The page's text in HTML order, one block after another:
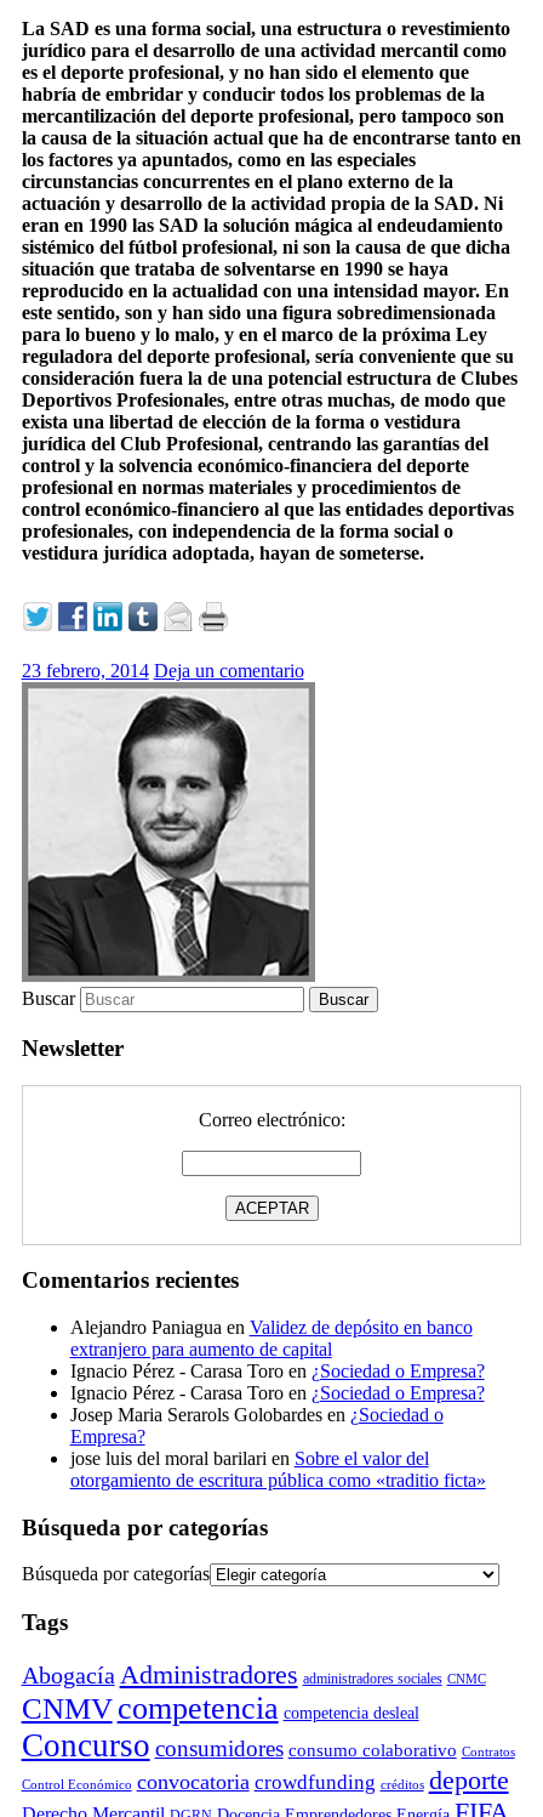
La SAD es una forma social, una estructura o revestimiento
jurídico para el desarrollo de una actividad mercantil como
es el deporte profesional, y no han sido el elemento que
habría de embridar y conducir todos los problemas de la
mercantilización del deporte profesional, pero tampoco son
la causa de la situación actual que ha de encontrarse tanto en
los factores ya apuntados, como en las especiales
circunstancias concurrentes en el plano externo de la
actuación y desarrollo de la actividad propia de la SAD. Ni
eran en 1990 las SAD la solución mágica al endeudamiento
sistémico del fútbol profesional, ni son la causa de que dicha
situación que trataba de solventarse en 1990 se haya
reproducido en la actualidad con una intensidad mayor. En
este sentido, son y han sido una figura sobredimensionada
para lo bueno y lo malo, y en el marco de la próxima Ley
reguladora del deporte profesional, sería conveniente que su
consideración fuera la de una potencial estructura de Clubes
Deportivos Profesionales, entre otras muchas, de modo que
exista una libertad de elección de la forma o vestidura
jurídica del Club Profesional, centrando las garantías del
control y la solvencia económico-financiera del deporte
profesional en normas materiales y procedimientos de
control económico-financiero al que las entidades deportivas
profesionales, con independencia de la forma social o
vestidura jurídica adoptada, hayan de someterse.
23 febrero, 2014 Deja un comentario
Buscar
Newsletter
Correo electrónico:
Comentarios recientes
Alejandro Paniagua en Validez de depósito en banco
extranjero para aumento de capital
Ignacio Pérez - Carasa Toroen ¿Sociedad o Empresa?
Ignacio Pérez - Carasa Toroen ¿Sociedad o Empresa?
Josep Maria Serarols Golobardesen ¿Sociedad o
Empresa?
jose luis del moral barilari en Sobre el valor del
otorgamiento de escritura pública como «traditio ficta»
Búsqueda por categorías
Búsqueda por categorías
Tags
Abogacía Administradores administradores sociales CNMC
CNMV competencia competencia desleal
Concurso consumidores consumo colaborativo Contratos
Control Económico convocatoria crowdfunding créditos deporte